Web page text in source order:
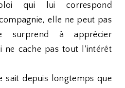
qui lui correspond
elle ne peut pas
surprend à apprécier
ne cache pas tout l'intérêt
sait depuis longtemps que